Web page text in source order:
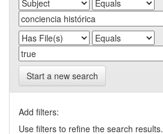
Start a new search
Add filters:
Use filters to refine the search results.